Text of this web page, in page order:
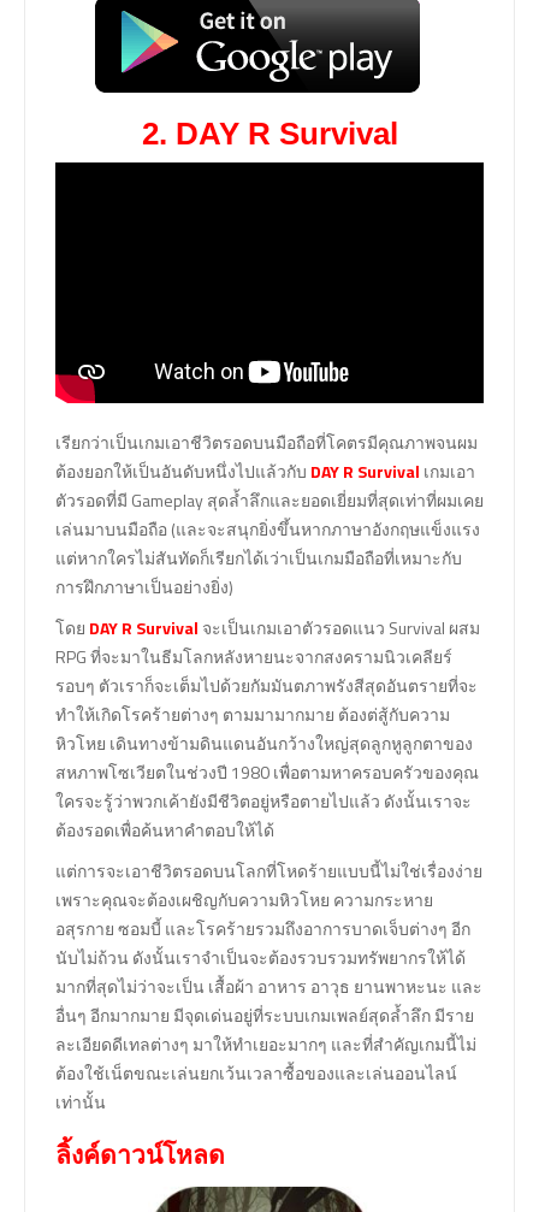
2. DAY R Survival
เรียกว่าเป็นเกมเอาชีวิตรอดบนมือถือที่โคตรมีคุณภาพจนผม
ต้องยอกให้เป็นอันดับหนึ่งไปแล้วกับ DAY R Survival เกมเอา
ตัวรอดที่มี Gameplay สุดล้ำลึกและยอดเยี่ยมที่สุดเท่าที่ผมเคย
เล่นมาบนมือถือ (และจะสนุกยิ่งขึ้นหากภาษาอังกฤษแข็งแรง
แต่หากใครไม่สันทัดก็เรียกได้เว่าเป็นเกมมือถือที่เหมาะกับ
การฝึกภาษาเป็นอย่างยิ่ง)
โดย DAY R Survival จะเป็นเกมเอาตัวรอดแนว Survival ผสม
RPG ที่จะมาในธีมโลกหลังหายนะจากสงครามนิวเคลียร์
รอบๆ ตัวเราก็จะเต็มไปด้วยกัมมันตภาพรังสีสุดอันตรายที่จะ
ทำให้เกิดโรคร้ายต่างๆ ตามมามากมาย ต้องต่สู้กับความ
หิวโหย เดินทางข้ามดินแดนอันกว้างใหญ่สุดลูกหูลูกตาของ
สหภาพโซเวียตในช่วงปี 1980 เพื่อตามหาครอบครัวของคุณ
ใครจะรู้ว่าพวกเค้ายังมีชีวิตอยู่หรือตายไปแล้ว ดังนั้นเราจะ
ต้องรอดเพื่อค้นหาคำตอบให้ได้
แต่การจะเอาชีวิตรอดบนโลกที่โหดร้ายแบบนี้ไม่ใช่เรื่องง่าย
เพราะคุณจะต้องเผชิญกับความหิวโหย ความกระหาย
อสุรกาย ซอมบี้ และโรคร้ายรวมถึงอาการบาดเจ็บต่างๆ อีก
นับไม่ถ้วน ดังนั้นเราจำเป็นจะต้องรวบรวมทรัพยากรให้ได้
มากที่สุดไม่ว่าจะเป็น เสื้อผ้า อาหาร อาวุธ ยานพาหะนะ และ
อื่นๆ อีกมากมาย มีจุดเด่นอยู่ที่ระบบเกมเพลย์สุดล้ำลึก มีราย
ละเอียดดีเทลต่างๆ มาให้ทำเยอะมากๆ และที่สำคัญเกมนี้ไม่
ต้องใช้เน็ตขณะเล่นยกเว้นเวลาซื้อของและเล่นออนไลน์
เท่านั้น
ลิ้งค์ดาวน์โหลด